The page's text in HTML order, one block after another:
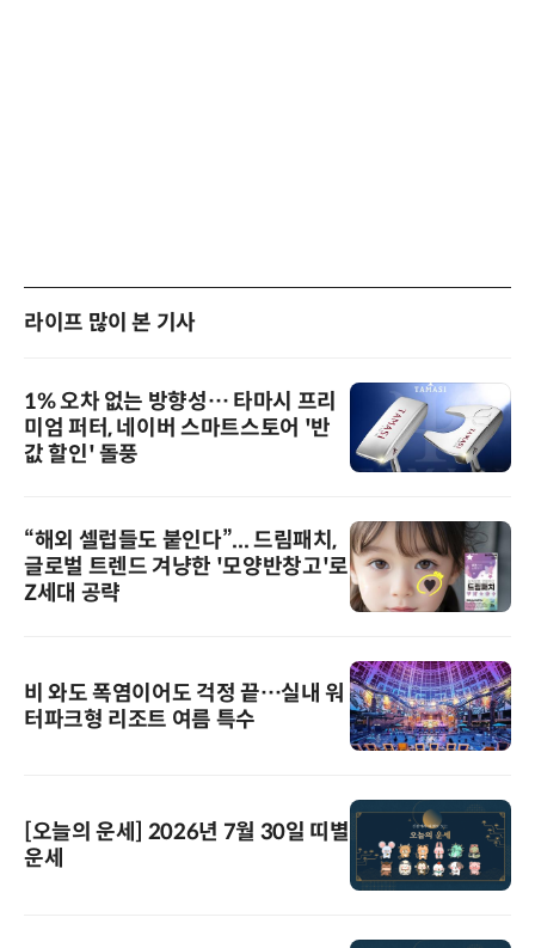
라이프 많이 본 기사
1% 오차 없는 방향성… 타마시 프리
미엄 퍼터, 네이버 스마트스토어 '반
값 할인' 돌풍
“해외 셀럽들도 붙인다”... 드림패치,
글로벌 트렌드 겨냥한 '모양반창고'로
Z세대 공략
비 와도 폭염이어도 걱정 끝…실내 워
터파크형 리조트 여름 특수
[오늘의 운세] 2026년 7월 30일 띠별
운세